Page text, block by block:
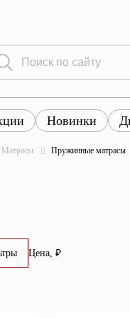
Все
Все товары каталога
Новинки
Матрасы Пружинные матрасы
Цена, ₽